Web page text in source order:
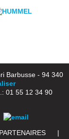
Barbusse - 94 340
12 34 90
PARTENAIRES |